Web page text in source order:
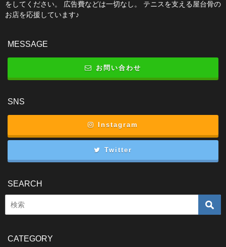
をしてください。 広告費などは一切なし。 テニスを支える屋台骨の
お店を応援しています♪
MESSAGE
お問い合わせ
SNS
Instagram
Twitter
SEARCH
CATEGORY